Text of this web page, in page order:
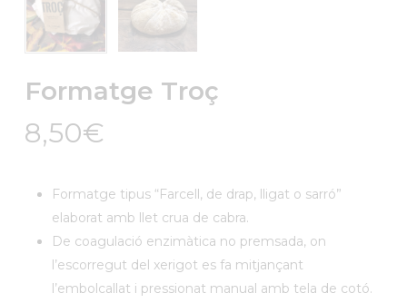
Formatge Troç
8,50€
Formatge tipus “Farcell, de drap, lligat o sarró”
elaborat amb llet crua de cabra.
De coagulació enzimàtica no premsada, on
l’escorregut del xerigot es fa mitjançant
l’embolcallat i pressionat manual amb tela de cotó.